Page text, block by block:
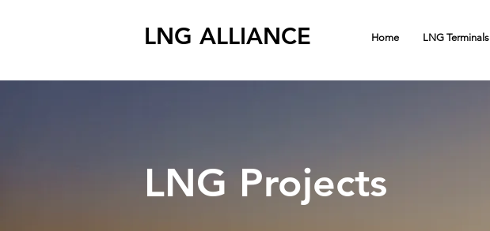
LNG ALLIANCE Home LNG Terminals
LNG Projects